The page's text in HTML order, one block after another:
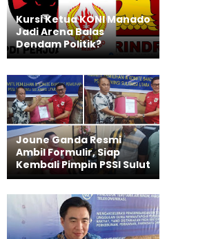
Kursi Ketua KONI Manado
Jadi Arena Balas
Dendam Politik?
Joune Ganda Resmi
Ambil Formulir, Siap
Kembali Pimpin PSSI Sulut